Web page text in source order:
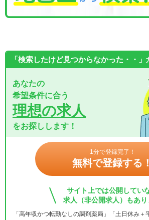
「検索したけど見つからなかった・・」
あなたの
希望条件に合う
理想の求人
をお探しします！
1分で登録完了！
無料で登録する！
サイト上では公開してい
求人（非公開求人）もあり
「高年収かつ転勤なしの調剤薬局」「土日休み＋